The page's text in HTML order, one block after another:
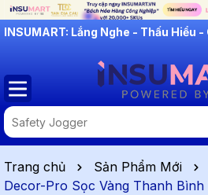
INSUMART: Lắng Nghe - Thấu Hiểu -
Trang chủ Sản Phẩm Mới
Decor-Pro Sọc Vàng Thanh Bình